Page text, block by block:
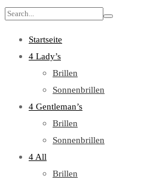
Search
Startseite
4 Lady’s
Brillen
Sonnenbrillen
4 Gentleman’s
Brillen
Sonnenbrillen
4 All
Brillen